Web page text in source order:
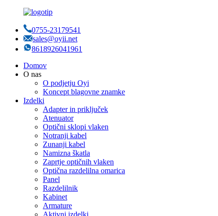
0755-23179541
sales@oyii.net
8618926041961
Domov
O nas
O podjetju Oyi
Koncept blagovne znamke
Izdelki
Adapter in priključek
Atenuator
Optični sklopi vlaken
Notranji kabel
Zunanji kabel
Namizna škatla
Zaprtje optičnih vlaken
Optična razdelilna omarica
Panel
Razdelilnik
Kabinet
Armature
Aktivni izdelki